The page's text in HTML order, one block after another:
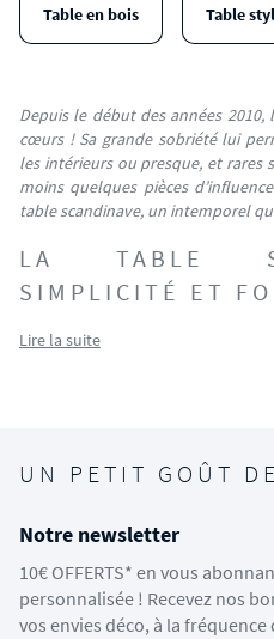
Table en bois Table
Depuis le début des années
cœurs ! Sa grande sobriété lui
les intérieurs ou presque, et rares
moins quelques pièces
table scandinave, un intemporel
LA TABLE
SIMPLICITÉ ET
Lire la suite
UN PETIT GOÛT
Notre newsletter
10€ OFFERTS* en vous
personnalisée ! Recevez nos
vos envies déco, à la fréquence